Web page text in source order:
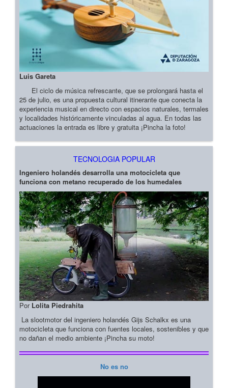
Luis Gareta
El ciclo de música refrescante, que se prolongará hasta el
25 de julio, es una propuesta cultural itinerante que conecta la
experiencia musical en directo con espacios naturales, termales
y localidades históricamente vinculadas al agua. En todas las
actuaciones la entrada es libre y gratuita ¡Pincha la foto!
TECNOLOGIA POPULAR
Ingeniero holandés desarrolla una motocicleta que
funciona con metano recuperado de los humedales
Por Lolita Piedrahita
La slootmotor del ingeniero holandés Gijs Schalkx es una
motocicleta que funciona con fuentes locales, sostenibles y que
no dañan el medio ambiente ¡Pincha su moto!
No es no